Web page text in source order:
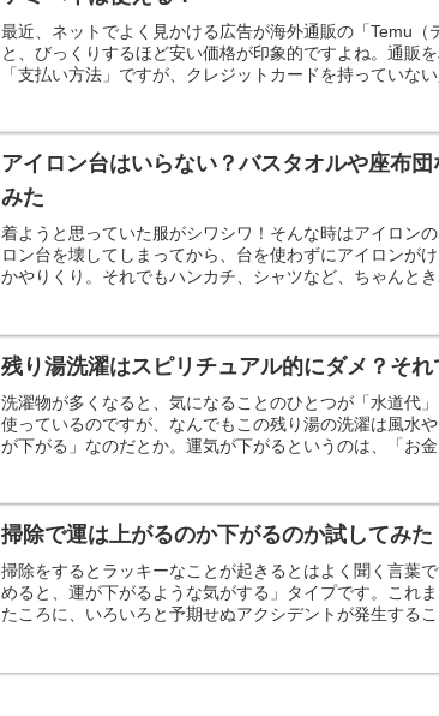
最近、ネットでよく見かける広告が海外通販の「Temu
と、びっくりするほど安い価格が印象的ですよね。通販
「支払い方法」ですが、クレジットカードを持っていな
アイロン台はいらない？バスタオルや座布
みた
着ようと思っていた服がシワシワ！そんな時はアイロン
ロン台を壊してしまってから、台を使わずにアイロンが
かやりくり。それでもハンカチ、シャツなど、ちゃんと
残り湯洗濯はスピリチュアル的にダメ？そ
洗濯物が多くなると、気になることのひとつが「水道代
使っているのですが、なんでもこの残り湯の洗濯は風水
が下がる」なのだとか。運気が下がるというのは、「お金
掃除をするとラッキーなことが起きるとはよく聞く言葉
めると、運が下がるような気がする」タイプです。これ
たころに、いろいろと予期せぬアクシデントが発生する